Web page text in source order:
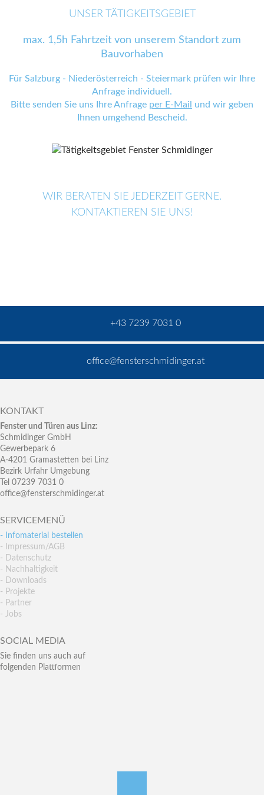
UNSER TÄTIGKEITSGEBIET
max. 1,5h Fahrtzeit von unserem Standort zum
Bauvorhaben
Für Salzburg - Niederösterreich - Steiermark prüfen wir Ihre
Anfrage individuell.
Bitte senden Sie uns Ihre Anfrage per E-Mail
und wir geben
Ihnen umgehend Bescheid.
WIR BERATEN SIE JEDERZEIT GERNE.
KONTAKTIEREN SIE UNS!
+43 7239 7031 0
office@fensterschmidinger.at
KONTAKT
Fenster und Türen aus Linz:
Schmidinger GmbH
Gewerbepark 6
A-4201 Gramastetten bei Linz
Bezirk Urfahr Umgebung
Tel 07239 7031 0
office@fensterschmidinger.at
SERVICEMENÜ
- Infomaterial bestellen
- Impressum/AGB
- Datenschutz
- Nachhaltigkeit
- Downloads
- Projekte
- Partner
- Jobs
SOCIAL MEDIA
Sie finden uns auch auf
folgenden Plattformen